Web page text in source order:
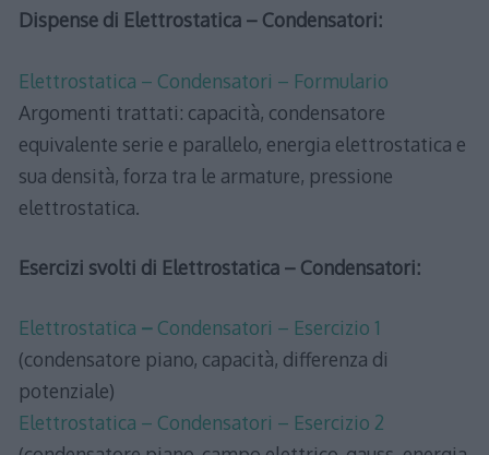
Dispense di Elettrostatica – Condensatori:
Elettrostatica – Condensatori – Formulario
Argomenti trattati: capacità, condensatore
equivalente serie e parallelo, energia elettrostatica e
sua densità, forza tra le armature, pressione
elettrostatica.
Esercizi svolti di Elettrostatica – Condensatori:
Elettrostatica – Condensatori – Esercizio 1
(condensatore piano, capacità, differenza di
potenziale)
Elettrostatica – Condensatori – Esercizio 2